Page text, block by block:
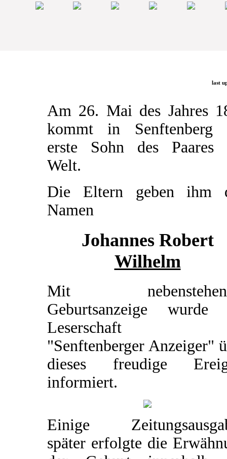
last
Am 26. Mai des Jahres
kommt in Senftenberg
erste Sohn des Paares
Welt.
Die Eltern geben ihm
Namen
Johannes Robert
Wilhelm
Mit
Geburtsanzeige wurde
Leserschaft
"Senftenberger Anzeiger"
dieses freudige
informiert.
Einige
später erfolgte die